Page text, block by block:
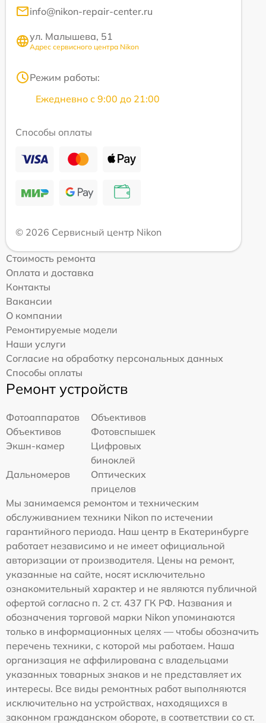
info@nikon-repair-center.ru
ул. Малышева, 51
Адрес сервисного центра Nikon
Режим работы:
Ежедневно с 9:00 до 21:00
Способы оплаты
© 2026 Сервисный центр Nikon
Стоимость ремонта
Оплата и доставка
Контакты
Вакансии
О компании
Ремонтируемые модели
Наши услуги
Согласие на обработку персональных данных
Способы оплаты
Ремонт устройств
Фотоаппаратов
Объективов
Объективов
Фотовспышек
Экшн-камер
Цифровых
биноклей
Дальномеров
Оптических
прицелов
Мы занимаемся ремонтом и техническим
обслуживанием техники Nikon по истечении
гарантийного периода. Наш центр в Екатеринбурге
работает независимо и не имеет официальной
авторизации от производителя. Цены на ремонт,
указанные на сайте, носят исключительно
ознакомительный характер и не являются публичной
офертой согласно п. 2 ст. 437 ГК РФ. Названия и
обозначения торговой марки Nikon упоминаются
только в информационных целях — чтобы обозначить
перечень техники, с которой мы работаем. Наша
организация не аффилирована с владельцами
указанных товарных знаков и не представляет их
интересы. Все виды ремонтных работ выполняются
исключительно на устройствах, находящихся в
законном гражданском обороте, в соответствии со ст.